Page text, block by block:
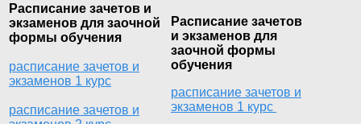
Расписание зачетов и
экзаменов для заочной
формы обучения
расписание зачетов и
экзаменов 1 курс
расписание зачетов и
Расписание зачетов
и экзаменов для
заочной формы
обучения
расписание зачетов и
экзаменов 1 курс